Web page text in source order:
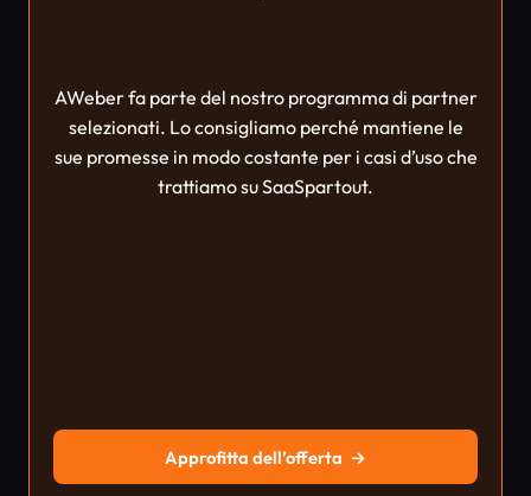
AWeber fa parte del nostro programma di partner
selezionati. Lo consigliamo perché mantiene le
sue promesse in modo costante per i casi d’uso che
trattiamo su SaaSpartout.
Approfitta dell’offerta →